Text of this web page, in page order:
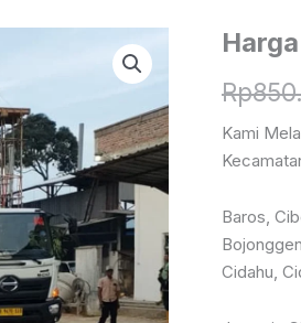
Rp
Kami
Baros,
Cidahu,